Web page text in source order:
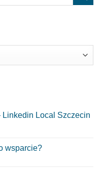
Linkedin Local Szczecin
wsparcie?